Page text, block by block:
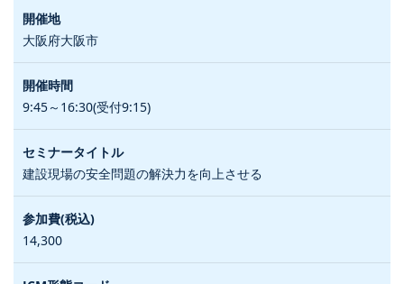
大阪府大阪市
9:45～16:30(受付9:15)
建設現場の安全問題の解決力を向上させる
14,300